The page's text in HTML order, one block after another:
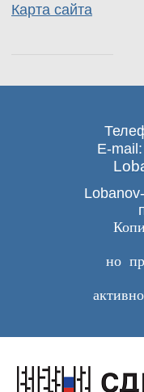
Карта сайта
E-mail:
но